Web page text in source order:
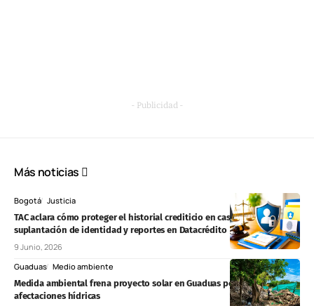
- Publicidad -
Más noticias
Bogotá Justicia
TAC aclara cómo proteger el historial crediticio en casos de
suplantación de identidad y reportes en Datacrédito
9 Junio, 2026
Guaduas Medio ambiente
Medida ambiental frena proyecto solar en Guaduas por presuntas
afectaciones hídricas